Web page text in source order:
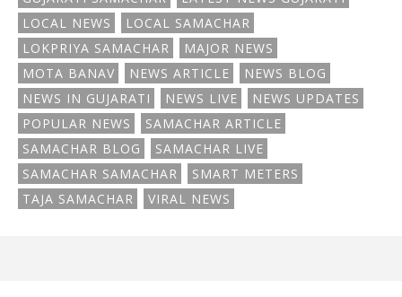
LOCAL NEWS
LOCAL SAMACHAR
LOKPRIYA SAMACHAR
MAJOR NEWS
MOTA BANAV
NEWS ARTICLE
NEWS BLOG
NEWS IN GUJARATI
NEWS LIVE
NEWS UPDATES
POPULAR NEWS
SAMACHAR ARTICLE
SAMACHAR BLOG
SAMACHAR LIVE
SAMACHAR SAMACHAR
SMART METERS
TAJA SAMACHAR
VIRAL NEWS